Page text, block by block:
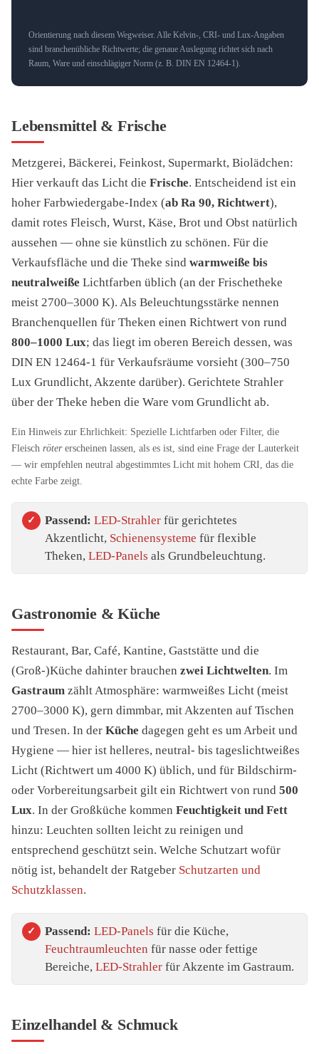
Orientierung nach diesem Wegweiser. Alle Kelvin-, CRI- und Lux-Angaben
sind branchenübliche Richtwerte; die genaue Auslegung richtet sich nach
Raum, Ware und einschlägiger Norm (z. B. DIN EN 12464-1).
Lebensmittel & Frische
Metzgerei, Bäckerei, Feinkost, Supermarkt, Biolädchen:
Hier verkauft das Licht die Frische. Entscheidend ist ein
hoher Farbwiedergabe-Index (ab Ra 90, Richtwert),
damit rotes Fleisch, Wurst, Käse, Brot und Obst natürlich
aussehen — ohne sie künstlich zu schönen. Für die
Verkaufsfläche und die Theke sind warmweiße bis
neutralweiße Lichtfarben üblich (an der Frischetheke
meist 2700–3000 K). Als Beleuchtungsstärke nennen
Branchenquellen für Theken einen Richtwert von rund
800–1000 Lux; das liegt im oberen Bereich dessen, was
DIN EN 12464-1 für Verkaufsräume vorsieht (300–750
Lux Grundlicht, Akzente darüber). Gerichtete Strahler
über der Theke heben die Ware vom Grundlicht ab.
Ein Hinweis zur Ehrlichkeit: Spezielle Lichtfarben oder Filter, die
Fleisch rötererscheinen lassen, als es ist, sind eine Frage der Lauterkeit
— wir empfehlen neutral abgestimmtes Licht mit hohem CRI, das die
echte Farbe zeigt.
Passend: LED-Strahler für gerichtetes
Akzentlicht, Schienensysteme für flexible
Theken, LED-Panels als Grundbeleuchtung.
Gastronomie & Küche
Restaurant, Bar, Café, Kantine, Gaststätte und die
(Groß-)Küche dahinter brauchen zwei Lichtwelten. Im
Gastraum zählt Atmosphäre: warmweißes Licht (meist
2700–3000 K), gern dimmbar, mit Akzenten auf Tischen
und Tresen. In der Küche dagegen geht es um Arbeit und
Hygiene — hier ist helleres, neutral- bis tageslichtweißes
Licht (Richtwert um 4000 K) üblich, und für Bildschirm-
oder Vorbereitungsarbeit gilt ein Richtwert von rund 500
Lux. In der Großküche kommen Feuchtigkeit und Fett
hinzu: Leuchten sollten leicht zu reinigen und
entsprechend geschützt sein. Welche Schutzart wofür
nötig ist, behandelt der Ratgeber Schutzarten und
Schutzklassen.
Passend: LED-Panels für die Küche,
Feuchtraumleuchten für nasse oder fettige
Bereiche, LED-Strahler für Akzente im Gastraum.
Einzelhandel & Schmuck